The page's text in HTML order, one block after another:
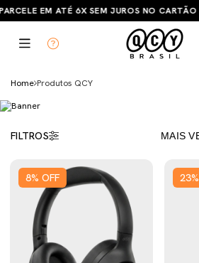
EM ATÉ 6X SEM JUROS NO CARTÃO
Home Produtos QCY
FILTROS
8% OFF 23%